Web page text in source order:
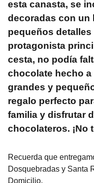
esta canasta, se
decoradas con un
pequeños
protagonista
cesta, no podía
chocolate hecho
grandes y
regalo perfecto
familia y disfrutar
chocolateros. ¡No
Recuerda que
Dosquebradas y Santa
Domicilio.